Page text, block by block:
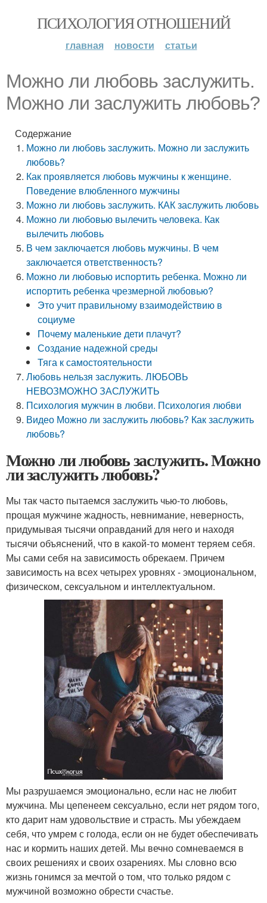
ПСИХОЛОГИЯ ОТНОШЕНИЙ
главная новости статьи
Можно ли любовь заслужить.
Можно ли заслужить любовь?
Содержание
Можно ли любовь заслужить. Можно ли заслужить
любовь?
Как проявляется любовь мужчины к женщине.
Поведение влюбленного мужчины
Можно ли любовь заслужить. КАК заслужить любовь
Можно ли любовью вылечить человека. Как
вылечить любовь
В чем заключается любовь мужчины. В чем
заключается ответственность?
Можно ли любовью испортить ребенка. Можно ли
испортить ребенка чрезмерной любовью?
Это учит правильному взаимодействию в
социуме
Почему маленькие дети плачут?
Создание надежной среды
Тяга к самостоятельности
Любовь нельзя заслужить. ЛЮБОВЬ
НЕВОЗМОЖНО ЗАСЛУЖИТЬ
Психология мужчин в любви. Психология любви
Видео Можно ли заслужить любовь? Как заслужить
любовь?
Можно ли любовь заслужить. Можно
ли заслужить любовь?
Мы так часто пытаемся заслужить чью-то любовь,
прощая мужчине жадность, невнимание, неверность,
придумывая тысячи оправданий для него и находя
тысячи объяснений, что в какой-то момент теряем себя.
Мы сами себя на зависимость обрекаем. Причем
зависимость на всех четырех уровнях - эмоциональном,
физическом, сексуальном и интеллектуальном.
Мы разрушаемся эмоционально, если нас не любит
мужчина. Мы цепенеем сексуально, если нет рядом того,
кто дарит нам удовольствие и страсть. Мы убеждаем
себя, что умрем с голода, если он не будет обеспечивать
нас и кормить наших детей. Мы вечно сомневаемся в
своих решениях и своих озарениях. Мы словно всю
жизнь гонимся за мечтой о том, что только рядом с
мужчиной возможно обрести счастье.